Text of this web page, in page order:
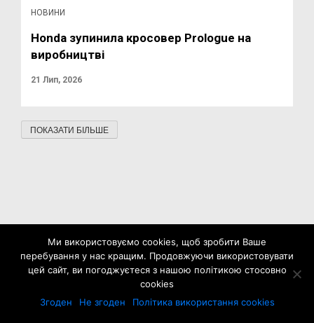
НОВИНИ
Honda зупинила кросовер Prologue на
виробництві
21 Лип, 2026
ПОКАЗАТИ БІЛЬШЕ
Ми використовуємо cookies, щоб зробити Ваше
перебування у нас кращим. Продовжуючи використовувати
цей сайт, ви погоджуєтеся з нашою політикою стосовно
cookies
Згоден
Не згоден Політика використання cookies